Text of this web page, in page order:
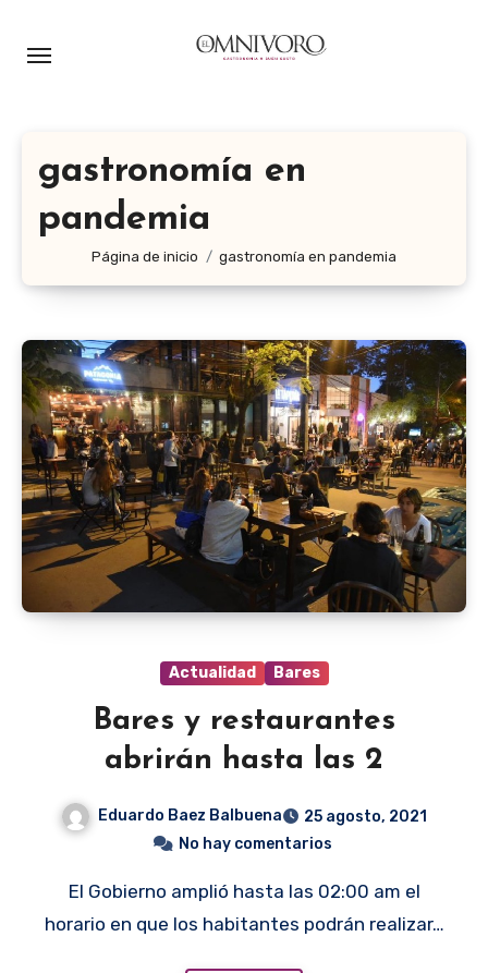
gastronomía en
pandemia
Página de inicio gastronomía en pandemia
Actualidad Bares
Bares y restaurantes
abrirán hasta las 2
Eduardo Baez Balbuena
25 agosto, 2021
No hay comentarios
El Gobierno amplió hasta las 02:00 am el
horario en que los habitantes podrán realizar…